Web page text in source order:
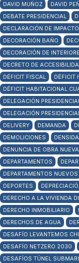
DAVID MUÑOZ
DAVID
DEBATE PRESIDENCIAL
DECLARACIÓN DE
DECORACIÓN BAÑO
DECORACIÓN DE
DECRETO DE
DÉFICIT FISCAL
DÉFICIT
DÉFICIT HABITACIONAL
DELEGACIÓN
DELEGACIÓN
DELIVERY
DEMANDA
DEMOLICIONES
DENUNCIA DE OBRA NUEVA
DEPARTAMENTOS
DEPARTAMENTOS NUEVOS
DEPORTES
DERECHO A LA VIVIENDA
DERECHO INMOBILIARIO
DERECHOS DE AGUA
DESAFÍO LEVANTEMOS
DESAFÍO NETZERO 2030
DESAFÍOS TÚNEL